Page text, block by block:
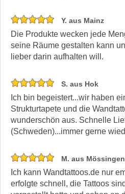
Y. aus Mainz
Die Produkte wecken jede
seine Räume gestalten kann
lieber darin aufhalten will.
S. aus Hok
Ich bin begeistert...wir haben
Strukturtapete und die
wunderschön aus. Schnelle
(Schweden)...immer gerne
M. aus Mössingen
Ich kann Wandtattoos.de nur
erfolgte schnell, die Tattoos